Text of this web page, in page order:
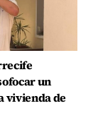
un
vivienda de